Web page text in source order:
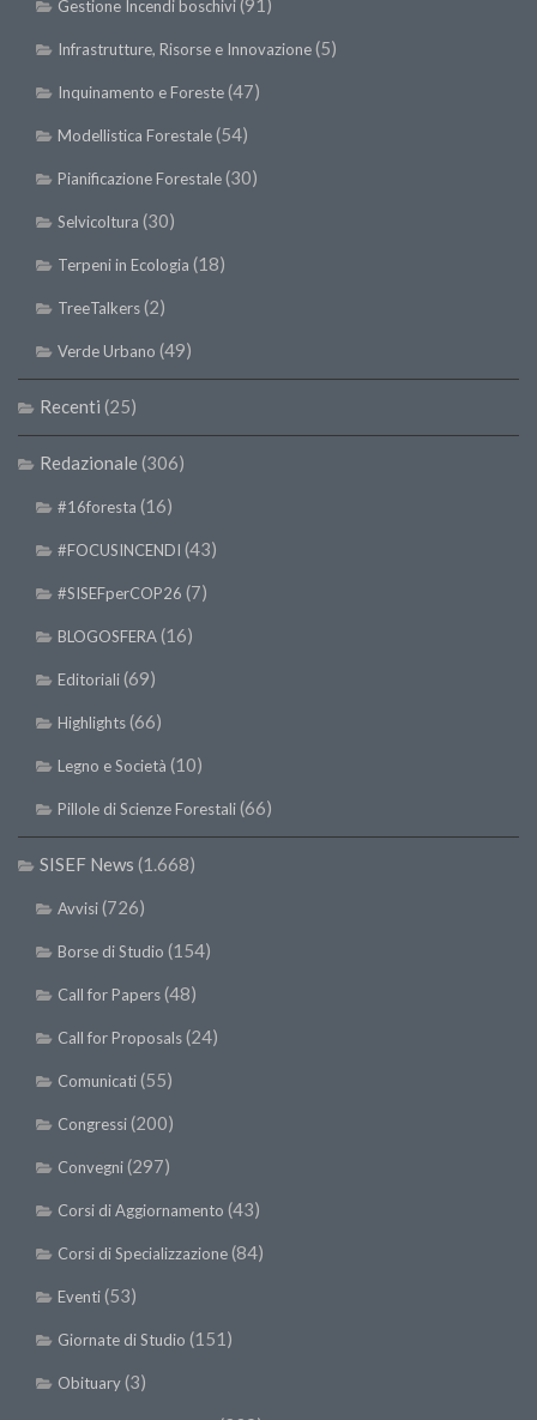
Reports
Simposii
Congressi
Pagina Congressi
Premi SISEF
XIV Congresso (Padova 2024)
XIII Congresso (Orvieto 2022)
XII Congresso (Palermo 2019)
XI Congresso (Roma 2017)
X Congresso (Firenze 2015)
IX Congresso (Bolzano 2013)
VIII Congresso (Rende 2011)
VII Congresso (Isernia 2009)
III Congresso (Viterbo 2001)
II Congresso (Bologna 1999)
I Congresso (Padova 1997)
Redazione
Pagina Principale
Editoriali
Pillole di Scienze Forestali
Infografiche
Video
PDF
Gestione Incendi boschivi(91)
Infrastrutture, Risorse e Innovazione(5)
Inquinamento e Foreste(47)
Modellistica Forestale(54)
Pianificazione Forestale(30)
Selvicoltura (30)
Terpeni in Ecologia (18)
TreeTalkers(2)
Verde Urbano (49)
Recenti (25)
Redazionale (306)
#16foresta (16)
#FOCUSINCENDI (43)
#SISEFperCOP26 (7)
BLOGOSFERA(16)
Editoriali(69)
Highlights(66)
Legno e Società (10)
Pillole di Scienze Forestali(66)
SISEF News (1.668)
Avvisi(726)
Borse di Studio (154)
Call for Papers(48)
Call for Proposals(24)
Comunicati(55)
Congressi(200)
Convegni(297)
Corsi di Aggiornamento (43)
Corsi di Specializzazione(84)
Eventi(53)
Giornate di Studio (151)
Obituary(3)